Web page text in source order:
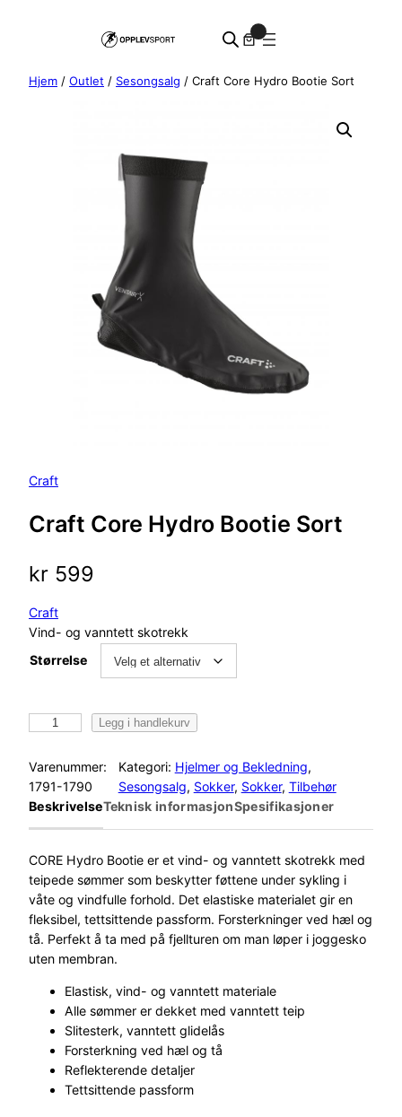
Hjem / Outlet / Sesongsalg / Craft Core Hydro Bootie Sort
Craft
Craft Core Hydro Bootie Sort
kr 599
Craft
Vind- og vanntett skotrekk
Størrelse
a
f
t
r
e
H
y
d
r
Legg i handlekurv
Varenummer:
1791-1790
Kategori: Hjelmer og Bekledning
Sesongsalg, Sokker, Sokker, Tilbehør
BeskrivelseTeknisk informasjonSpesifikasjoner
CORE Hydro Bootie er et vind- og vanntett skotrekk med
teipede sømmer som beskytter føttene under sykling i
våte og vindfulle forhold. Det elastiske materialet gir en
fleksibel, tettsittende passform. Forsterkninger ved hæl og
tå. Perfekt å ta med på fjellturen om man løper i joggesko
uten membran.
Elastisk, vind- og vanntett materiale
Alle sømmer er dekket med vanntett teip
Slitesterk, vanntett glidelås
Forsterkning ved hæl og tå
Reflekterende detaljer
Tettsittende passform